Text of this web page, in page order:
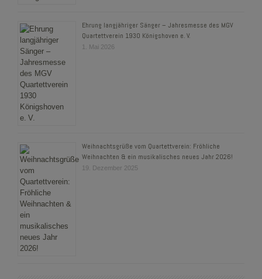
Ehrung langjähriger Sänger – Jahresmesse des MGV
Quartettverein 1930 Königshoven e. V.
1. Mai 2026
Weihnachtsgrüße vom Quartettverein: Fröhliche
Weihnachten & ein musikalisches neues Jahr 2026!
19. Dezember 2025